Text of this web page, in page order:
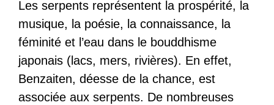
Les serpents représentent la prospérité, la
musique, la poésie, la connaissance, la
féminité et l’eau dans le bouddhisme
japonais (lacs, mers, rivières). En effet,
Benzaiten, déesse de la chance, est
associée aux serpents. De nombreuses